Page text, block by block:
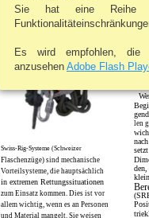
len
Swiss-Rig-Systeme (Schweizer
Flaschenzüge) sind mechanische
Vorteilsysteme, die hauptsächlich
in extremen Rettungssituationen
zum Einsatz kommen. Dies ist vor
allem wichtig, wenn es an Personen
und Material mangelt. Sie weisen
Sie hat eine Reihe
Es wird empfohlen,
anzusehen Adobe Flash